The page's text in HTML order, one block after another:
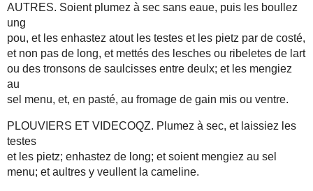
AUTRES. Soient plumez à sec sans eaue, puis les boullez
ung
pou, et les enhastez atout les testes et les pietz par de costé,
et non pas de long, et mettés des lesches ou ribeletes de lart
ou des tronsons de saulcisses entre deulx; et les mengiez
au
sel menu, et, en pasté, au fromage de gain mis ou ventre.
PLOUVIERS ET VIDECOQZ. Plumez à sec, et laissiez les
testes
et les pietz; enhastez de long; et soient mengiez au sel
menu; et aultres y veullent la cameline.